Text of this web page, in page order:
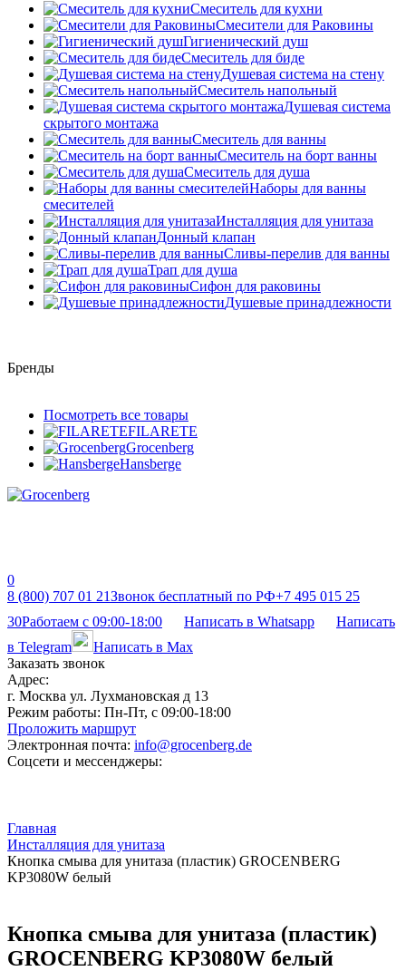
Смеситель для кухни
Смесители для Раковины
Гигиенический душ
Смеситель для биде
Душевая система на стену
Смеситель напольный
Душевая система
скрытого монтажа
Смеситель для ванны
Смеситель на борт ванны
Смеситель для душа
Наборы для ванны
смесителей
Инсталляция для унитаза
Донный клапан
Cливы-перелив для ванны
Трап для душа
Сифон для раковины
Душевые принадлежности
Бренды
Посмотреть все товары
FILARETE
Grocenberg
Hansberge
0
8 (800) 707 01 21Звонок бесплатный по РФ+7 495 015 25
30Работаем с 09:00-18:00 Написать в Whatsapp
Написать
в Telegram
Написать в Max
Заказать звонок
Адрес:
г. Москва ул. Лухмановская д 13
Режим работы: Пн-Пт, с 09:00-18:00
Проложить маршрут
Электронная почта: info@grocenberg.de
Соцсети и мессенджеры:
Главная
Инсталляция для унитаза
Кнопка смыва для унитаза (пластик) GROCENBERG
KP3080W белый
Кнопка смыва для унитаза (пластик)
GROCENBERG KP3080W белый